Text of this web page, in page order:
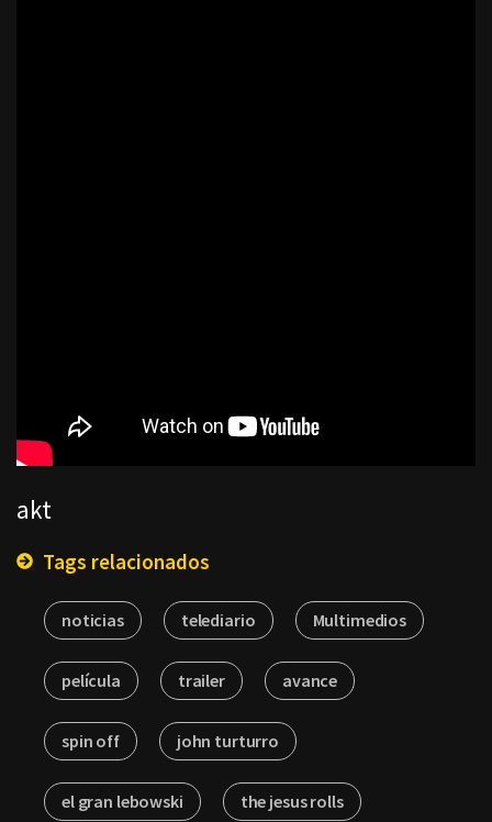
akt
Tags relacionados
noticias telediario Multimedios
película trailer avance
spin off john turturro
el gran lebowski the jesus rolls